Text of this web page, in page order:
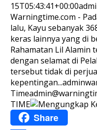
15T05:43:41+00:00
Warningtime.com -
lalu, Kayu sebanyak
keras lainnya yang di
Rahamatan Lil Alamin
dengan selamat di
tersebut tidak di
kepentingan...
Time
TIME
Share